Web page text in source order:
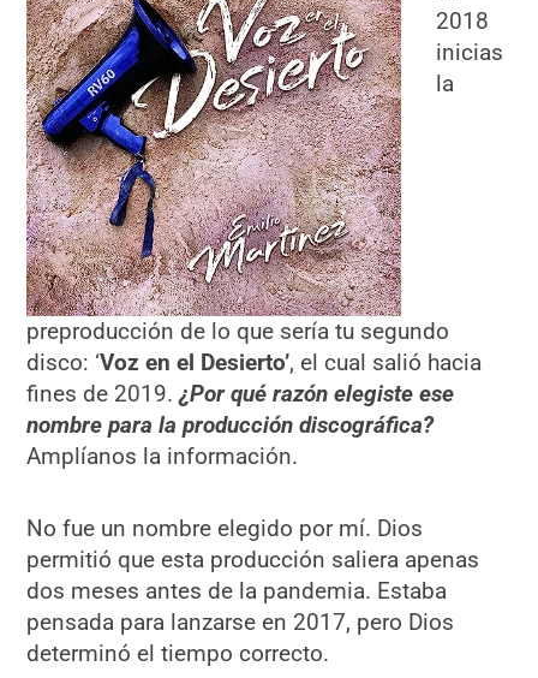
2018
inicias
la
preproducción de lo que sería tu segundo
disco: ‘Voz en el Desierto’, el cual salió hacia
fines de 2019.¿Por qué razón elegiste ese
nombre para la producción discográfica?
Amplíanos la información.
No fue un nombre elegido por mí. Dios
permitió que esta producción saliera apenas
dos meses antes de la pandemia. Estaba
pensada para lanzarse en 2017, pero Dios
determinó el tiempo correcto.